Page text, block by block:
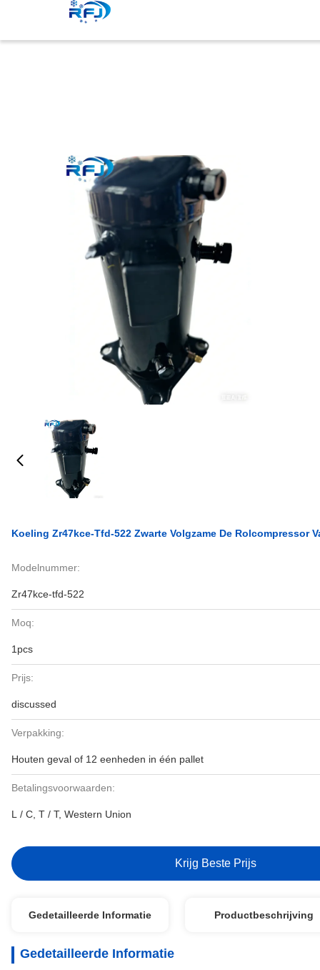
Koeling Zr47kce-Tfd-522 Zwarte Volgzame De Rolcompressor
Modelnummer:
Zr47kce-tfd-522
Moq:
1pcs
Prijs:
discussed
Verpakking:
Houten geval of 12 eenheden in één pallet
Betalingsvoorwaarden:
L / C, T / T, Western Union
Krijg Beste Prijs
Gedetailleerde Informatie Productbeschrijving
Gedetailleerde Informatie